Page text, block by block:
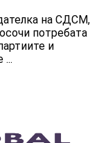
на СДСМ,
потребата
и
...